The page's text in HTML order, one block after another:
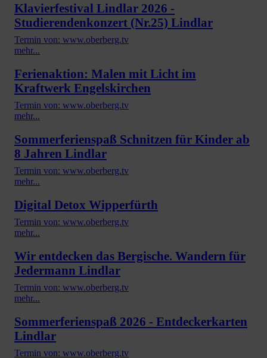
Klavierfestival Lindlar 2026 -
Studierendenkonzert (Nr.25) Lindlar
Termin von: www.oberberg.tv
mehr...
Ferienaktion: Malen mit Licht im
Kraftwerk Engelskirchen
Termin von: www.oberberg.tv
mehr...
Sommerferienspaß Schnitzen für Kinder ab
8 Jahren Lindlar
Termin von: www.oberberg.tv
mehr...
Digital Detox Wipperfürth
Termin von: www.oberberg.tv
mehr...
Wir entdecken das Bergische. Wandern für
Jedermann Lindlar
Termin von: www.oberberg.tv
mehr...
Sommerferienspaß 2026 - Entdeckerkarten
Lindlar
Termin von: www.oberberg.tv